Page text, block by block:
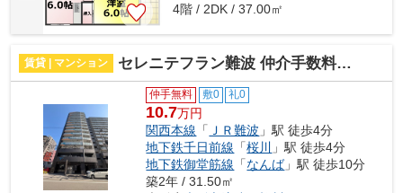
4階 / 2DK / 37.00㎡
賃貸 | マンション セレニテフラン難波 仲介手数料無料
仲手無料 敷0 礼0
10.7万円
関西本線 「 ＪＲ難波 」駅 徒歩4分
地下鉄千日前線 「桜川
」駅 徒歩4分
地下鉄御堂筋線 「なんば」駅 徒歩10分
築2年 / 31.50㎡